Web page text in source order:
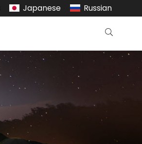
Japanese Russian